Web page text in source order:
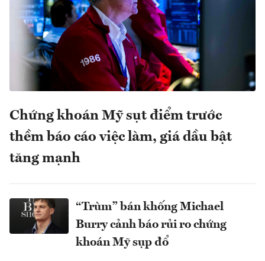
Chứng khoán Mỹ sụt điểm trước
thềm báo cáo việc làm, giá dầu bật
tăng mạnh
“Trùm” bán khống Michael
Burry cảnh báo rủi ro chứng
khoán Mỹ sụp đổ